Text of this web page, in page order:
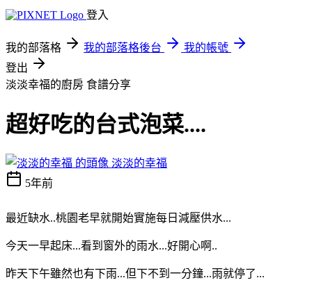
登入
我的部落格 我的部落格後台
我的帳號
登出
淡淡幸福的廚房 食譜分享
超好吃的台式泡菜....
淡淡的幸福
5年前
最近缺水..桃園老早就開始實施每日減壓供水...
今天一早起床...看到窗外的雨水...好開心啊..
昨天下午雖然也有下雨...但下不到一分鐘...雨就停了...